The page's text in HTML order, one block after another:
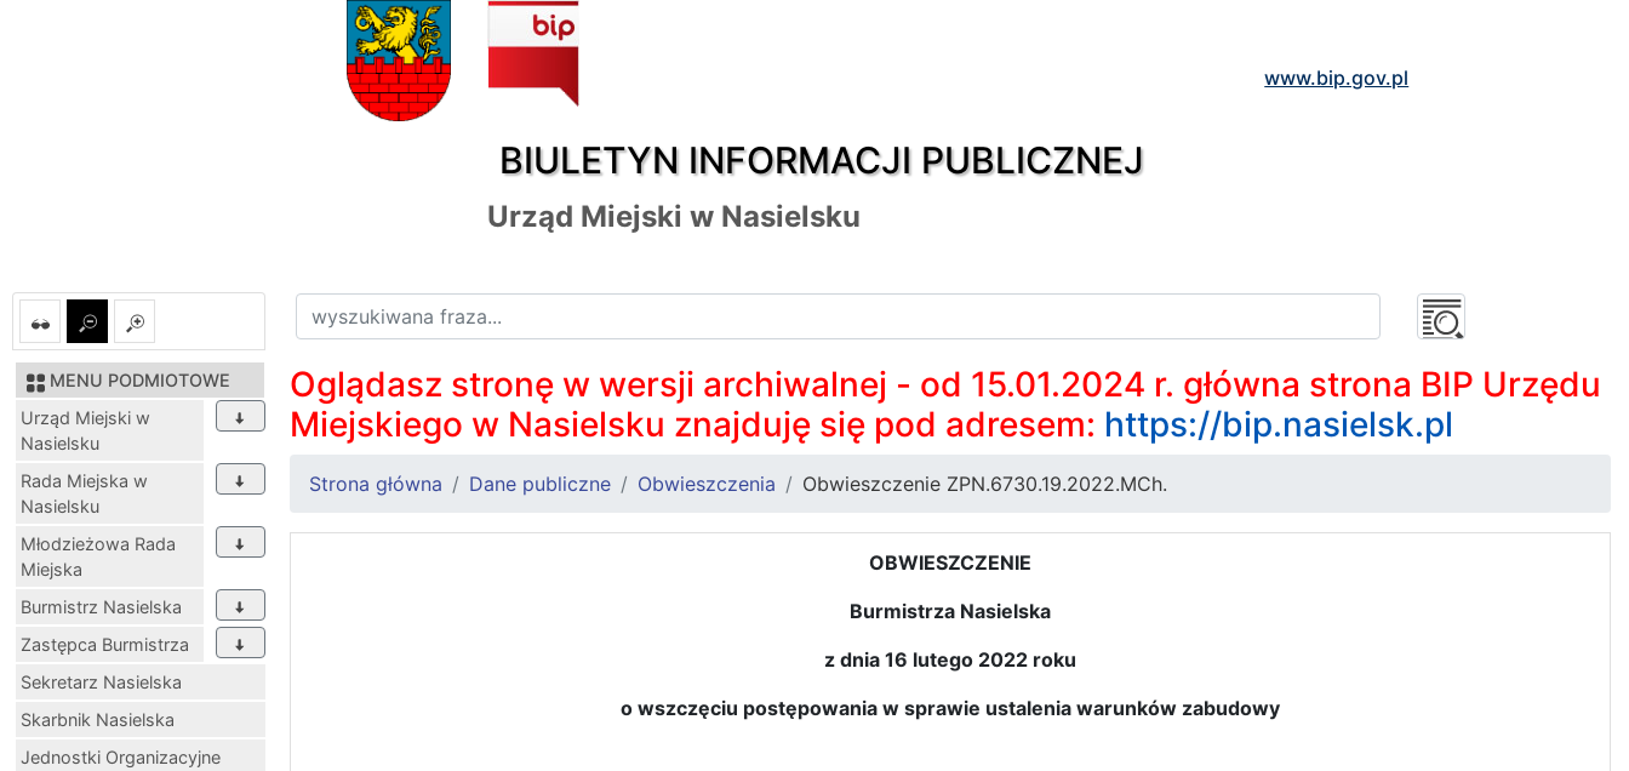
BIULETYN INFORMACJI PUBLICZNEJ
www.bip.gov.pl
Urząd Miejski w Nasielsku
MENU PODMIOTOWE
Urząd Miejski w
Nasielsku
Rada Miejska w
Nasielsku
Młodzieżowa Rada
Miejska
Burmistrz Nasielska
Zastępca Burmistrza
Sekretarz Nasielska
Skarbnik Nasielska
Jednostki Organizacyjne
Oglądasz stronę w wersji archiwalnej - od 15.01.2024 r. główna strona BIP Urzędu
Miejskiego w Nasielsku znajduję się pod adresem: https://bip.nasielsk.pl
Strona główna Dane publiczne Obwieszczenia Obwieszczenie ZPN.6730.19.2022.MCh.
OBWIESZCZENIE
Burmistrza Nasielska
z dnia 16 lutego 2022 roku
o wszczęciu postępowania w sprawie ustalenia warunków zabudowy